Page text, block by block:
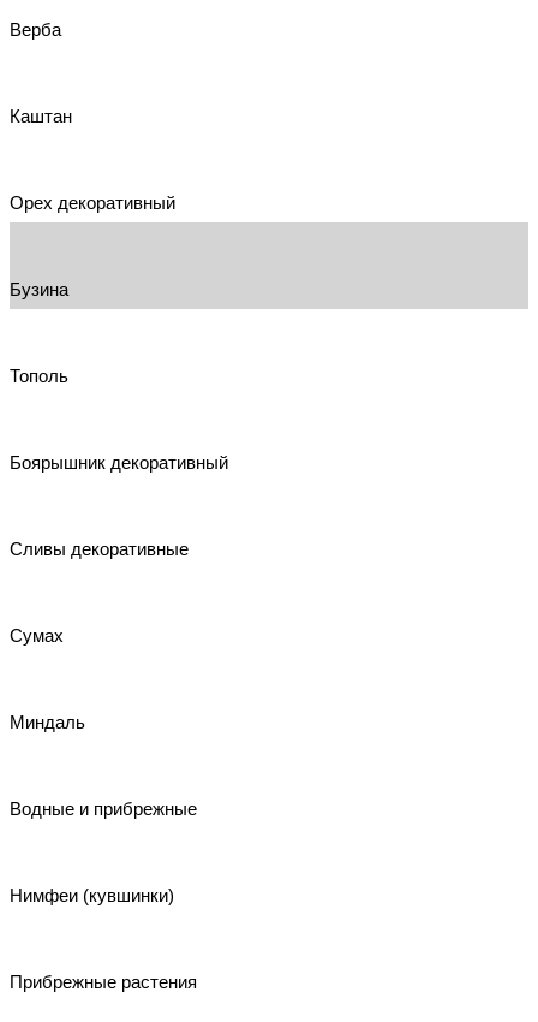
Верба
Каштан
Орех декоративный
Бузина
Тополь
Боярышник декоративный
Сливы декоративные
Сумах
Миндаль
Водные и прибрежные
Нимфеи (кувшинки)
Прибрежные растения